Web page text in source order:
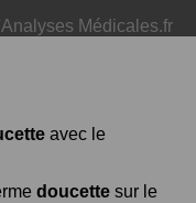
Médicales.fr
avec le
doucette sur le